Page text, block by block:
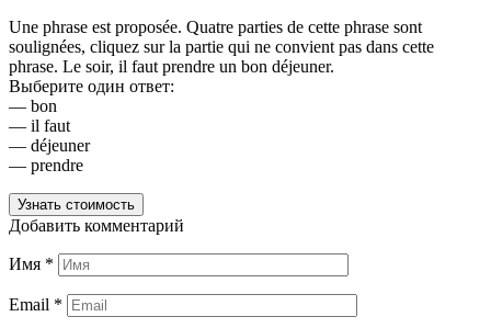
Une phrase est proposée. Quatre parties de cette phrase sont
soulignées, cliquez sur la partie qui ne convient pas dans cette
phrase. Le soir, il faut prendre un bon déjeuner.
Выберите один ответ:
— bon
— il faut
— déjeuner
— prendre
Узнать стоимость
Добавить комментарий
Имя *
Email *